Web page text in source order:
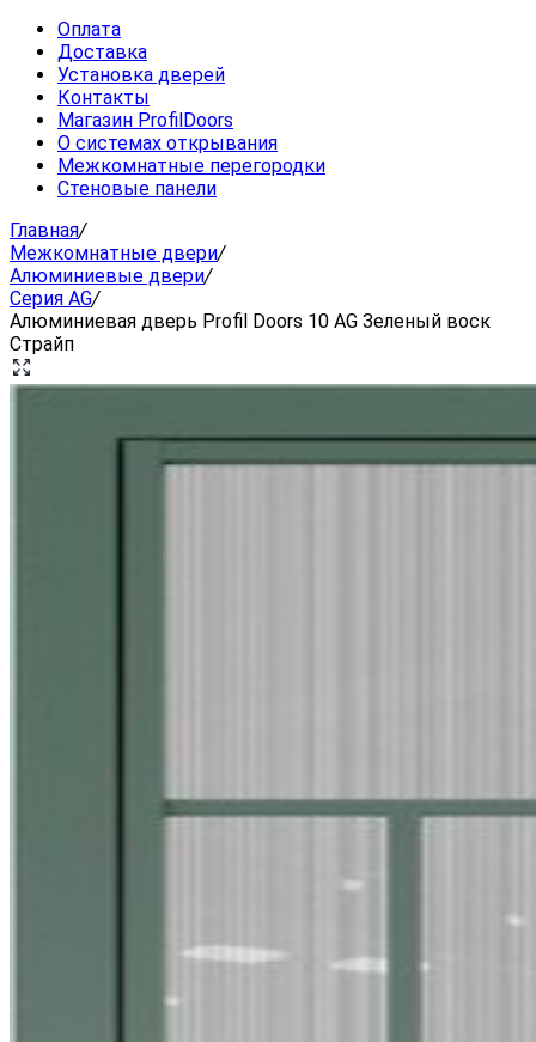
Оплата
Доставка
Установка дверей
Контакты
Магазин ProfilDoors
О системах открывания
Межкомнатные перегородки
Стеновые панели
Главная/
Межкомнатные двери/
Алюминиевые двери/
Серия AG/
Алюминиевая дверь Profil Doors 10 AG Зеленый воск
Страйп